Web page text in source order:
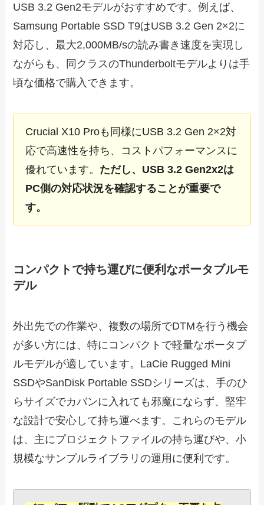
USB 3.2 Gen2モデルがおすすめです。例えば、
Samsung Portable SSD T9はUSB 3.2 Gen 2×2に
対応し、最大2,000MB/sの読み書き速度を実現し
ながらも、同クラスのThunderboltモデルよりは手
頃な価格で購入できます。
Crucial X10 Proも同様にUSB 3.2 Gen 2×2対
応で高速性を持ち、コストパフォーマンスに
優れています。 ただし、USB 3.2 Gen2x2は
PC側の対応状況を確認することが重要で
す。
コンパクトで持ち運びに便利なポータブルモ
デル
外出先での作業や、複数の場所でDTMを行う機会
が多い方には、特にコンパクトで軽量なポータブ
ルモデルが適しています。LaCie Rugged Mini
SSDやSanDisk Portable SSDシリーズは、手のひ
らサイズでカバンに入れても邪魔にならず、堅牢
な設計で安心して持ち運べます。これらのモデル
は、主にプロジェクトファイルの持ち運びや、小
規模なサンプルライブラリの運用に便利です。